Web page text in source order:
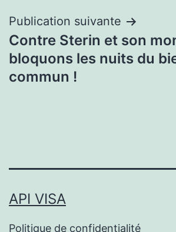
Publication suivante
Contre Sterin et son
bloquons les nuits du
commun !
API VISA
Politique de confidentialité